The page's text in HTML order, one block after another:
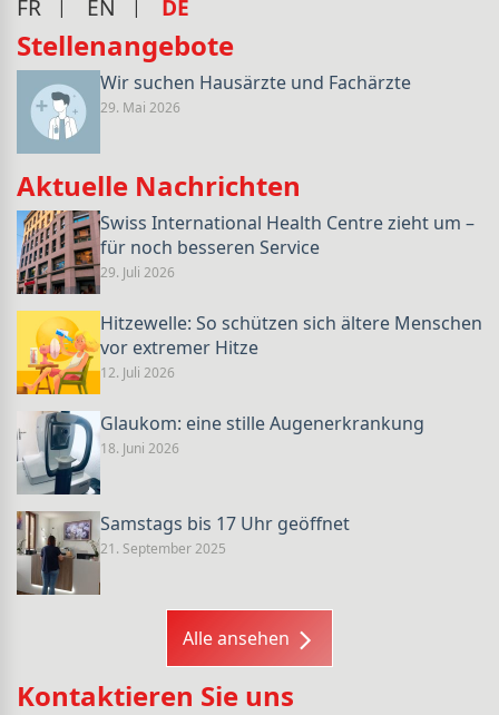
FR EN DE
Stellenangebote
Wir suchen Hausärzte und Fachärzte
29. Mai 2026
Aktuelle Nachrichten
Swiss International Health Centre zieht um –
für noch besseren Service
29. Juli 2026
Hitzewelle: So schützen sich ältere Menschen
vor extremer Hitze
12. Juli 2026
Glaukom: eine stille Augenerkrankung
18. Juni 2026
Samstags bis 17 Uhr geöffnet
21. September 2025
Alle ansehen
Kontaktieren Sie uns